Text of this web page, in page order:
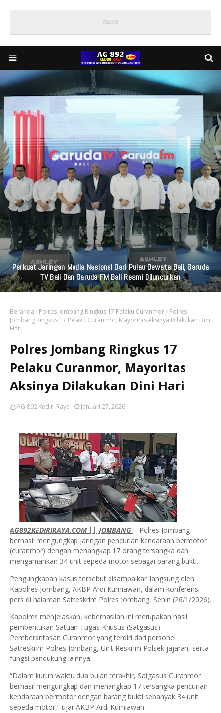
Perkuat Jaringan Media Nasional Dari Pulau Dewata Bali, Garuda
TV Bali Dan Garuda FM Bali Resmi Diluncurkan
Beranda Polres Jombang Ringkus 17 Pelaku Curanmor
Polres
Jombang Ringkus 17 Pelaku Curanmor, Mayoritas Aksinya Dilakukan Dini
Hari
Polres Jombang Ringkus 17
Pelaku Curanmor, Mayoritas
Aksinya Dilakukan Dini Hari
AG 892 Kediri Raya Januari 27, 2026
AG892KEDIRIRAYA.COM || JOMBANG – Polres Jombang
berhasil mengungkap jaringan pencurian kendaraan bermotor
(curanmor) dengan menangkap 17 orang tersangka dan
mengamankan 34 unit sepeda motor sebagai barang bukti.
Pengungkapan kasus tersebut disampaikan langsung oleh
Kapolres Jombang, AKBP Ardi Kurniawan, dalam konferensi
pers di halaman Satreskrim Polres Jombang, Senin (26/1/2026).
Kapolres menjelaskan, keberhasilan ini merupakan hasil
pembentukan Satuan Tugas Khusus (Satgasus)
Pemberantasan Curanmor yang terdiri dari personel
Satreskrim Polres Jombang, Unit Reskrim Polsek jajaran, serta
fungsi pendukung lainnya.
“Dalam kurun waktu dua bulan terakhir, Satgasus Curanmor
berhasil mengungkap dan menangkap 17 tersangka pencurian
kendaraan bermotor dengan barang bukti sebanyak 34 unit
sepeda motor,” ujar AKBP Ardi Kurniawan.